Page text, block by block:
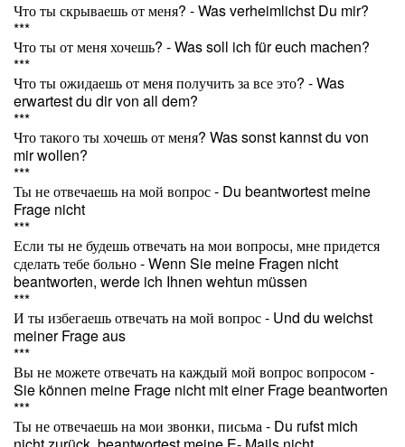
Что ты скрываешь от меня? - Was verheimlichst Du mir?
***
Что ты от меня хочешь? - Was soll ich für euch machen?
***
Что ты ожидаешь от меня получить за все это? - Was
erwartest du dir von all dem?
***
Что такого ты хочешь от меня? Was sonst kannst du von
mir wollen?
***
Ты не отвечаешь на мой вопрос - Du beantwortest meine
Frage nicht
***
Если ты не будешь отвечать на мои вопросы, мне придется
сделать тебе больно - Wenn Sie meine Fragen nicht
beantworten, werde ich Ihnen wehtun müssen
***
И ты избегаешь отвечать на мой вопрос - Und du weichst
meiner Frage aus
***
Вы не можете отвечать на каждый мой вопрос вопросом -
Sie können meine Frage nicht mit einer Frage beantworten
***
Ты не отвечаешь на мои звонки, письма - Du rufst mich